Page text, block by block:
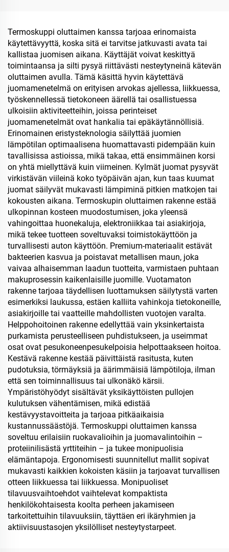
kannu kääntyvällä
pajullisella kantokahvalla
Termoskuppi oluttaimen kanssa tarjoaa erinomaista
käytettävyyttä, koska sitä ei tarvitse jatkuvasti avata tai
kallistaa juomisen aikana. Käyttäjät voivat keskittyä
toimintaansa ja silti pysyä riittävästi nesteytyneinä kätevän
oluttaimen avulla. Tämä käsittä hyvin käytettävä
juomamenetelmä on erityisen arvokas ajellessa, liikkuessa,
työskennellessä tietokoneen äärellä tai osallistuessa
ulkoisiin aktiviteetteihin, joissa perinteiset
juomamenetelmät ovat hankalia tai epäkäytännöllisiä.
Erinomainen eristysteknologia säilyttää juomien
lämpötilan optimaalisena huomattavasti pidempään kuin
tavallisissa astioissa, mikä takaa, että ensimmäinen korsi
on yhtä miellyttävä kuin viimeinen. Kylmät juomat pysyvät
virkistävän viileinä koko työpäivän ajan, kun taas kuumat
juomat säilyvät mukavasti lämpiminä pitkien matkojen tai
kokousten aikana. Termoskupin oluttaimen rakenne estää
ulkopinnan kosteen muodostumisen, joka yleensä
vahingoittaa huonekaluja, elektroniikkaa tai asiakirjoja,
mikä tekee tuotteen soveltuvaksi toimistokäyttöön ja
turvallisesti auton käyttöön. Premium-materiaalit estävät
bakteerien kasvua ja poistavat metallisen maun, joka
vaivaa alhaisemman laadun tuotteita, varmistaen puhtaan
makuprosessin kaikenlaisille juomille. Vuotamaton
rakenne tarjoaa täydellisen luottamuksen säilytystä varten
esimerkiksi laukussa, estäen kalliita vahinkoja tietokoneille,
asiakirjoille tai vaatteille mahdollisten vuotojen varalta.
Helppohoitoinen rakenne edellyttää vain yksinkertaista
purkamista perusteelliseen puhdistukseen, ja useimmat
osat ovat pesukoneenpesukelpoisia helpottaakseen hoitoa.
Kestävä rakenne kestää päivittäistä rasitusta, kuten
pudotuksia, törmäyksiä ja äärimmäisiä lämpötiloja, ilman
että sen toiminnallisuus tai ulkonäkö kärsii.
Ympäristöhyödyt sisältävät yksikäyttöisten pullojen
kulutuksen vähentämisen, mikä edistää
kestävyystavoitteita ja tarjoaa pitkäaikaisia
kustannussäästöjä. Termoskuppi oluttaimen kanssa
soveltuu erilaisiin ruokavalioihin ja juomavalintoihin –
proteiinilisästä yrttiteihin – ja tukee monipuolisia
elämäntapoja. Ergonomisesti suunnitellut mallit sopivat
mukavasti kaikkien kokoisten käsiin ja tarjoavat turvallisen
otteen liikkuessa tai liikkuessa. Monipuoliset
tilavuusvaihtoehdot vaihtelevat kompaktista
henkilökohtaisesta koolta perheen jakamiseen
tarkoitettuihin tilavuuksiin, täyttäen eri ikäryhmien ja
aktiivisuustasojen yksilölliset nesteytystarpeet.